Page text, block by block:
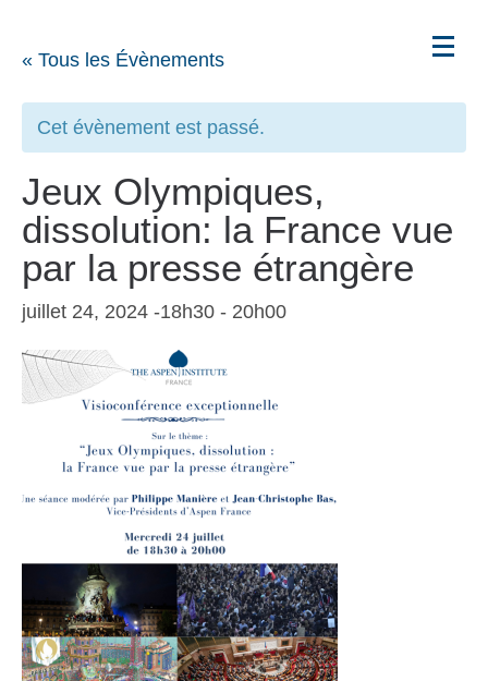
« Tous les Évènements
Cet évènement est passé.
Jeux Olympiques,
dissolution: la France vue
par la presse étrangère
juillet 24, 2024 -18h30 - 20h00